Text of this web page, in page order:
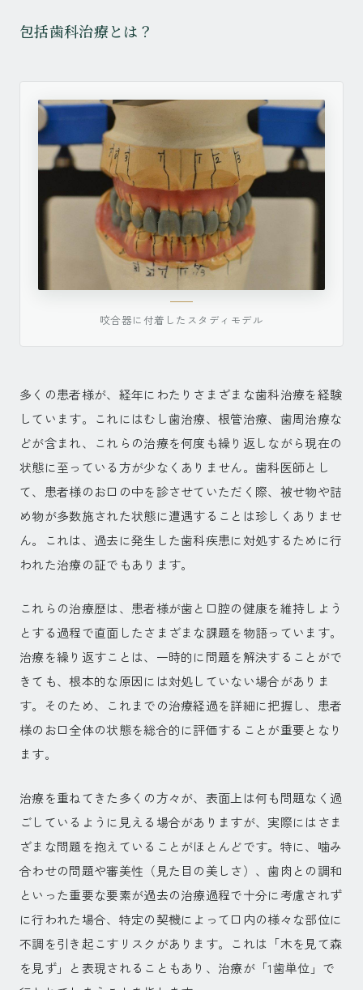
包括歯科治療とは？
咬合器に付着したスタディモデル
多くの患者様が、経年にわたりさまざまな歯科治療を経験
しています。これにはむし歯治療、根管治療、歯周治療な
どが含まれ、これらの治療を何度も繰り返しながら現在の
状態に至っている方が少なくありません。歯科医師とし
て、患者様のお口の中を診させていただく際、被せ物や詰
め物が多数施された状態に遭遇することは珍しくありませ
ん。これは、過去に発生した歯科疾患に対処するために行
われた治療の証でもあります。
これらの治療歴は、患者様が歯と口腔の健康を維持しよう
とする過程で直面したさまざまな課題を物語っています。
治療を繰り返すことは、一時的に問題を解決することがで
きても、根本的な原因には対処していない場合がありま
す。そのため、これまでの治療経過を詳細に把握し、患者
様のお口全体の状態を総合的に評価することが重要となり
ます。
治療を重ねてきた多くの方々が、表面上は何も問題なく過
ごしているように見える場合がありますが、実際にはさま
ざまな問題を抱えていることがほとんどです。特に、噛み
合わせの問題や審美性（見た目の美しさ）、歯肉との調和
といった重要な要素が過去の治療過程で十分に考慮されず
に行われた場合、特定の契機によって口内の様々な部位に
不調を引き起こすリスクがあります。これは「木を見て森
を見ず」と表現されることもあり、治療が「1歯単位」で